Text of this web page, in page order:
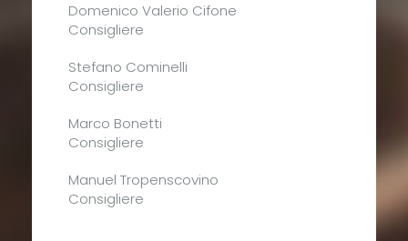
Domenico Valerio Cifone
Consigliere
Stefano Cominelli
Consigliere
Marco Bonetti
Consigliere
Manuel Tropenscovino
Consigliere